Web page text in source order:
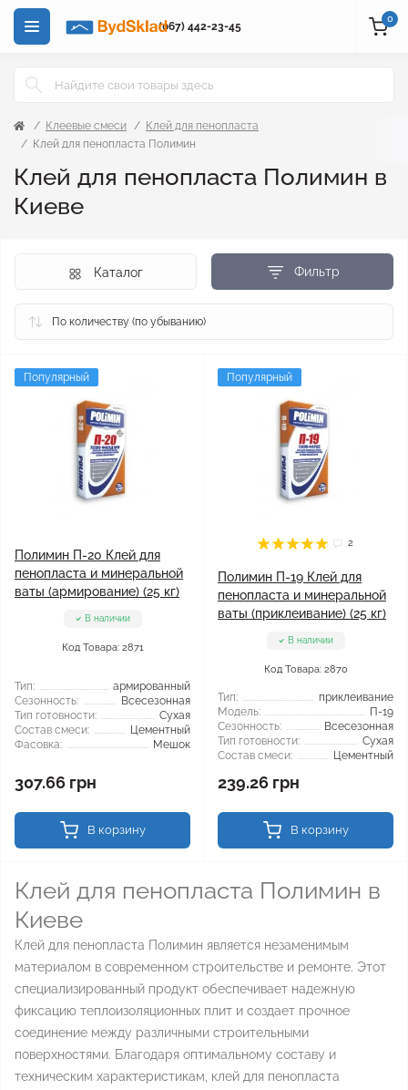
(067) 442-23-45
0
Клеевые смеси
Клей для пенопласта
Клей для пенопласта Полимин
Клей для пенопласта Полимин в
Киеве
Фильтр
Каталог
Популярный
Полимин П-20 Клей для
пенопласта и минеральной
ваты (армирование) (25 кг)
В наличии
Код Товара: 2871
Тип:
армированный
Сезонность:
Всесезонная
Тип готовности:
Сухая
Состав смеси:
Цементный
Фасовка:
Мешок
307.66 грн
В корзину
Популярный
2
Полимин П-19 Клей для
пенопласта и минеральной
ваты (приклеивание) (25 кг)
В наличии
Код Товара: 2870
Тип:
приклеивание
Модель:
П-19
Сезонность:
Всесезонная
Тип готовности:
Сухая
Состав смеси:
Цементный
239.26 грн
В корзину
Клей для пенопласта Полимин в
Киеве
Клей для пенопласта Полимин является незаменимым
материалом в современном строительстве и ремонте. Этот
специализированный продукт обеспечивает надежную
фиксацию теплоизоляционных плит и создает прочное
соединение между различными строительными
поверхностями. Благодаря оптимальному составу и
техническим характеристикам, клей для пенопласта